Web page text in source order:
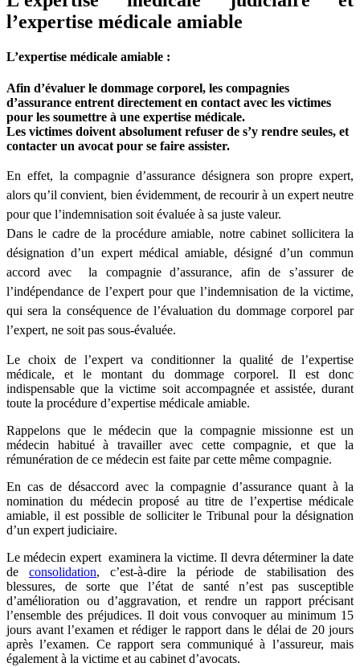
l’expertise médicale amiable
L’expertise médicale amiable :
Afin d’évaluer le dommage corporel, les compagnies
d’assurance entrent directement en contact avec les victimes
pour les soumettre à une expertise médicale.
Les victimes doivent absolument refuser de s’y rendre seules, et
contacter un avocat pour se faire assister.
En effet, la compagnie d’assurance désignera son propre expert,
alors qu’il convient, bien évidemment, de recourir à un expert neutre
pour que l’indemnisation soit évaluée à sa juste valeur.
Dans le cadre de la procédure amiable, notre cabinet sollicitera la
désignation d’un expert médical amiable, désigné d’un commun
accord avec la compagnie d’assurance, afin de s’assurer de
l’indépendance de l’expert pour que l’indemnisation de la victime,
qui sera la conséquence de l’évaluation du dommage corporel par
l’expert, ne soit pas sous-évaluée.
Le choix de l’expert va conditionner la qualité de l’expertise
médicale, et le montant du dommage corporel. Il est donc
indispensable que la victime soit accompagnée et assistée, durant
toute la procédure d’expertise médicale amiable.
Rappelons que le médecin que la compagnie missionne est un
médecin habitué à travailler avec cette compagnie, et que la
rémunération de ce médecin est faite par cette même compagnie.
En cas de désaccord avec la compagnie d’assurance quant à la
nomination du médecin proposé au titre de l’expertise médicale
amiable, il est possible de solliciter le Tribunal pour la désignation
d’un expert judiciaire.
Le médecin expert examinera la victime. Il devra déterminer la date
de consolidation, c’est-à-dire la période de stabilisation des
blessures, de sorte que l’état de santé n’est pas susceptible
d’amélioration ou d’aggravation, et rendre un rapport précisant
l’ensemble des préjudices. Il doit vous convoquer au minimum 15
jours avant l’examen et rédiger le rapport dans le délai de 20 jours
après l’examen. Ce rapport sera communiqué à l’assureur, mais
également à la victime et au cabinet d’avocats.